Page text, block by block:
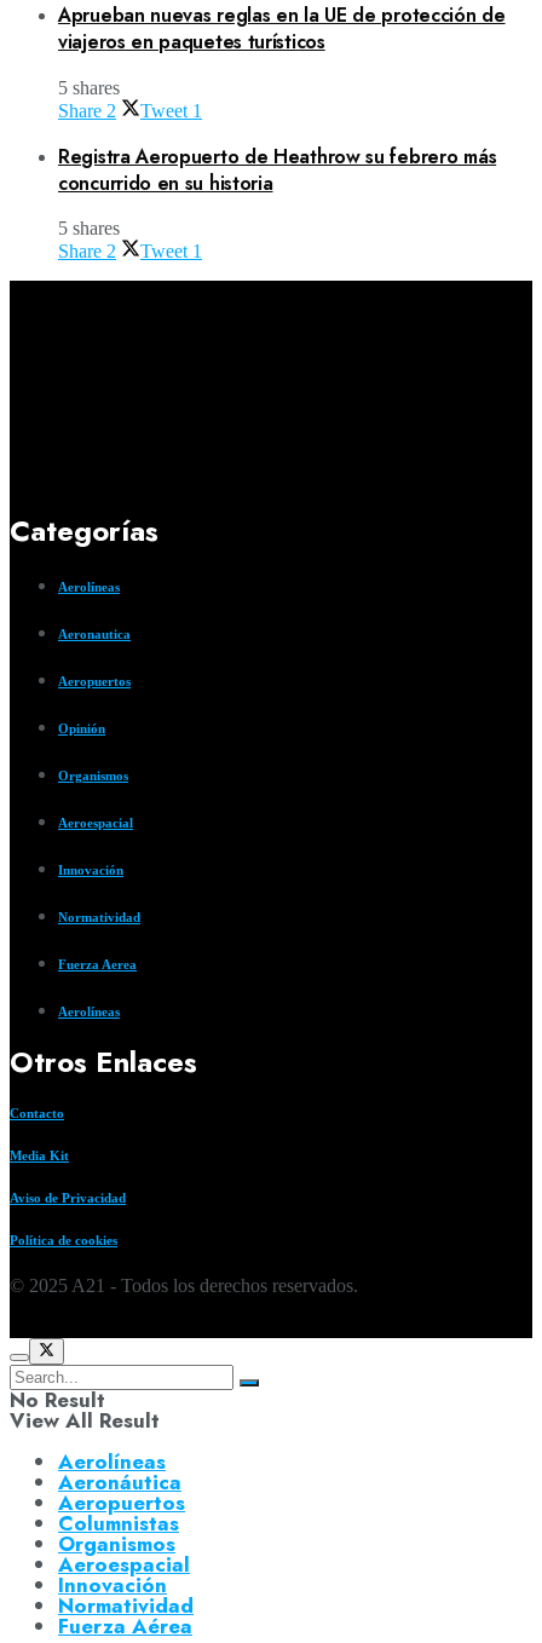
Aprueban nuevas reglas en la UE de protección de
viajeros en paquetes turísticos
5 shares
Share 2 Tweet 1
Registra Aeropuerto de Heathrow su febrero más
concurrido en su historia
5 shares
Share 2 Tweet 1
Categorías
Aerolíneas
Aeronautica
Aeropuertos
Opinión
Organismos
Aeroespacial
Innovación
Normatividad
Fuerza Aerea
Aerolíneas
Otros Enlaces
Contacto
Media Kit
Aviso de Privacidad
Política de cookies
© 2025 A21 - Todos los derechos reservados.
No Result
View All Result
Aerolíneas
Aeronáutica
Aeropuertos
Columnistas
Organismos
Aeroespacial
Innovación
Normatividad
Fuerza Aérea